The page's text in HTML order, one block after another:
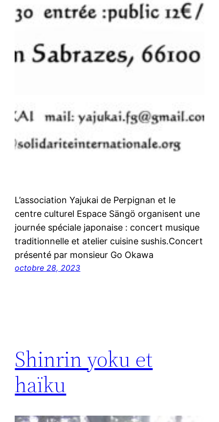
L’association Yajukai de Perpignan et le
centre culturel Espace Sängö organisent une
journée spéciale japonaise : concert musique
traditionnelle et atelier cuisine sushis.Concert
présenté par monsieur Go Okawa
octobre 28, 2023
Shinrin yoku et
haïku